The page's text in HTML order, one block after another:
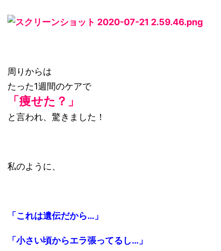
周りからは
たった1週間のケアで
「痩せた？」
と言われ、驚きました！
私のように、
「これは遺伝だから…」
「小さい頃からエラ張ってるし…」